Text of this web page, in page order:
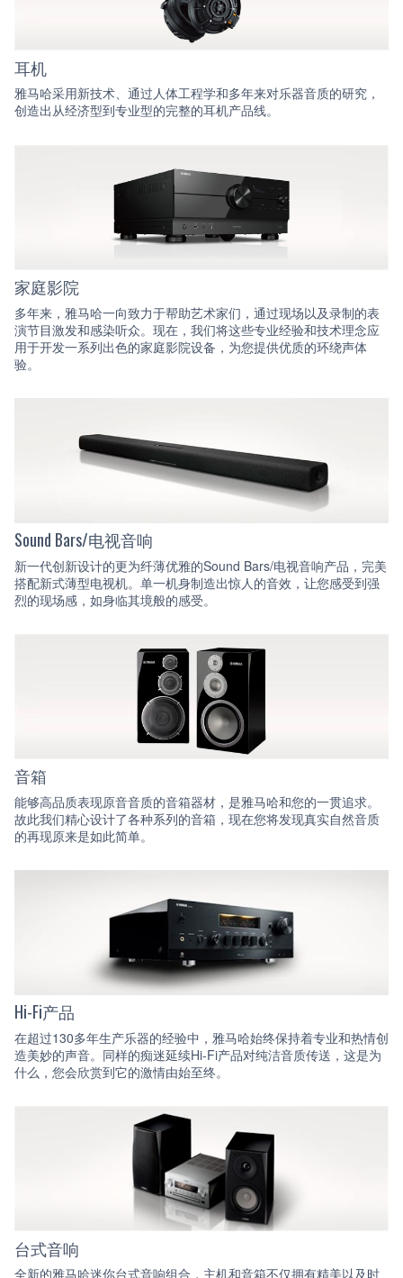
耳机
雅马哈采用新技术、通过人体工程学和多年来对乐器音质的研究，
创造出从经济型到专业型的完整的耳机产品线。
家庭影院
多年来，雅马哈一向致力于帮助艺术家们，通过现场以及录制的表
演节目激发和感染听众。现在，我们将这些专业经验和技术理念应
用于开发一系列出色的家庭影院设备，为您提供优质的环绕声体
验。
Sound Bars/电视音响
新一代创新设计的更为纤薄优雅的Sound Bars/电视音响产品，完美
搭配新式薄型电视机。单一机身制造出惊人的音效，让您感受到强
烈的现场感，如身临其境般的感受。
音箱
能够高品质表现原音音质的音箱器材，是雅马哈和您的一贯追求。
故此我们精心设计了各种系列的音箱，现在您将发现真实自然音质
的再现原来是如此简单。
Hi-Fi产品
在超过130多年生产乐器的经验中，雅马哈始终保持着专业和热情创
造美妙的声音。同样的痴迷延续Hi-Fi产品对纯洁音质传送，这是为
什么，您会欣赏到它的激情由始至终。
台式音响
全新的雅马哈迷你台式音响组合，主机和音箱不仅拥有精美以及时